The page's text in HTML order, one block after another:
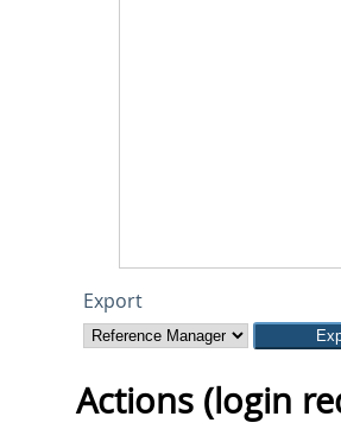
Export
Actions (login